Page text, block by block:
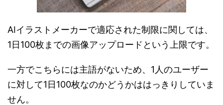
AIイラストメーカーで適応された制限に関しては、
1日100枚までの画像アップロードという上限です。
一方でこちらには主語がないため、1人のユーザー
に対して1日100枚なのかどうかははっきりしていま
せん。